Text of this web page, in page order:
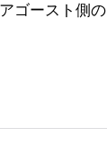
ゴースト側の